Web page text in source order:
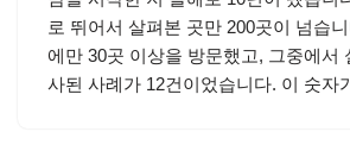
로 뛰어서 살펴본 곳만 200곳이 넘습
에만 30곳 이상을 방문했고, 그중에서
사된 사례가 12건이었습니다. 이 숫자